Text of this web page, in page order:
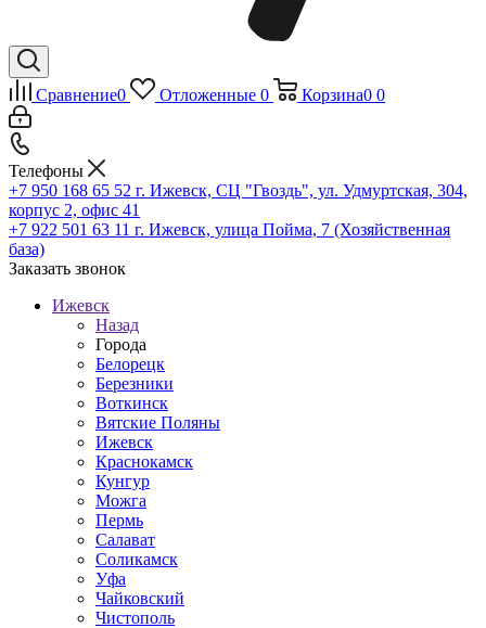
Сравнение0 Отложенные 0 Корзина0 0
Телефоны
+7 950 168 65 52 г. Ижевск, СЦ "Гвоздь", ул. Удмуртская, 304,
корпус 2, офис 41
+7 922 501 63 11 г. Ижевск, улица Пойма, 7 (Хозяйственная
база)
Заказать звонок
Ижевск
Назад
Города
Белорецк
Березники
Воткинск
Вятские Поляны
Ижевск
Краснокамск
Кунгур
Можга
Пермь
Салават
Соликамск
Уфа
Чайковский
Чистополь